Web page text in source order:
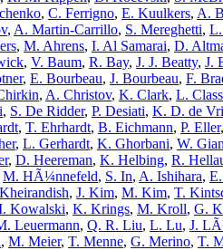
, C. Ferrigno, E. Kuulkers, A.
, A. Martin-Carrillo, S. Mereghetti,
, M. Ahrens, I. Al Samarai, D.
, V. Baum, R. Bay, J. J. Beatty, J.
, E. Bourbeau, J. Bourbeau, F.
, A. Christov, K. Clark, L.
, S. De Ridder, P. Desiati, K. D. de
, T. Ehrhardt, B. Eichmann, P. Eller,
, L. Gerhardt, K. Ghorbani, W.
, D. Heereman, K. Helbing, R.
M. HÃ¼nnefeld, S. In, A. Ishihara,
, J. Kim, M. Kim, T.
Kowalski, K. Krings, M. Kroll, G.
Leuermann, Q. R. Liu, L. Lu, J.
, M. Meier, T. Menne, G. Merino, T.